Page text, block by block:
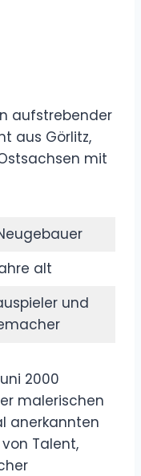
aufstrebender
aus Görlitz,
mit
alt
und
2000
malerischen
anerkannten
Talent,